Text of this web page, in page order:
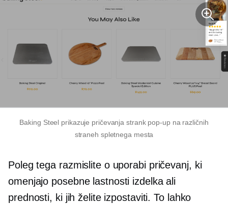
Baking Steel prikazuje pričevanja strank pop-upna različnih
straneh spletnega mesta
Poleg tega razmislite o uporabi pričevanj, ki
omenjajo posebne lastnosti izdelka ali
prednosti, ki jih želite izpostaviti. To lahko